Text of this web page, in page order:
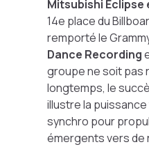
Mitsubishi Eclipse
14e place du
remporté le
Dance Recording
groupe ne soit pas
longtemps, le
illustre la
synchro pour
émergents vers de